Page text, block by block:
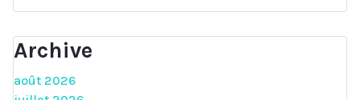
Archive
août 2026